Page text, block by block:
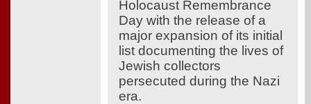
Holocaust Remembrance
Day with the release of a
major expansion of its initial
list documenting the lives of
Jewish collectors
persecuted during the Nazi
era.